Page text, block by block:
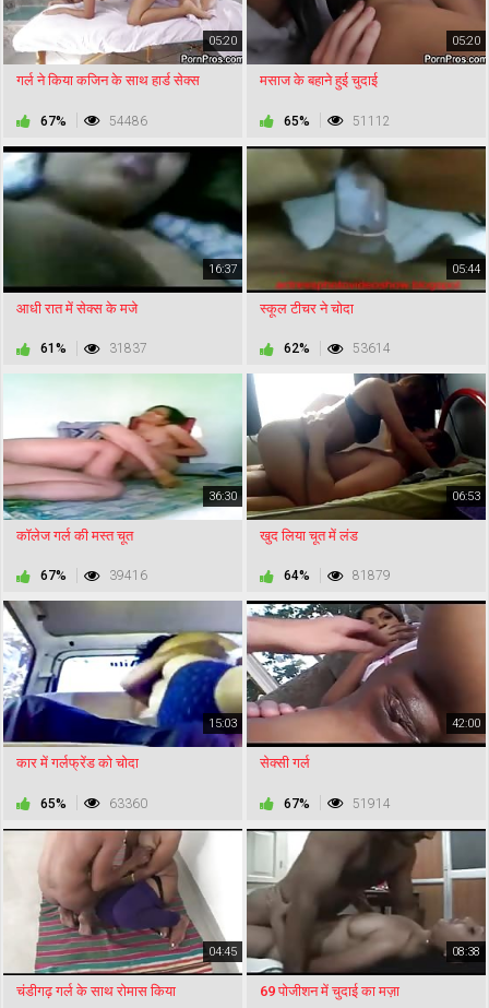
05:20
गर्ल ने किया कजिन के साथ हार्ड सेक्स
67% 54486
05:20
मसाज के बहाने हुई चुदाई
65% 51112
16:37
आधी रात में सेक्स के मजे
61% 31837
05:44
स्कूल टीचर ने चोदा
62% 53614
36:30
कॉलेज गर्ल की मस्त चूत
67% 39416
06:53
खुद लिया चूत में लंड
64% 81879
15:03
कार में गर्लफ्रेंड को चोदा
65% 63360
42:00
सेक्सी गर्ल
67% 51914
04:45
चंडीगढ़ गर्ल के साथ रोमास किया
08:38
69 पोजीशन में चुदाई का मज़ा